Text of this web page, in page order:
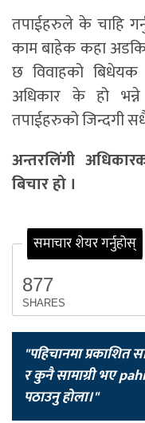
तपाईहरुले के चाहि
काम बाहेक कहा
छ विवाहको
अधिकार के हो
तपाईहरुको जिन्दगी
अन्तरलिंगी
बिचार हो ।
समाचार शेयर गर्नुहोस्
877
SHARES
"पहिचानमा प्रकाशित
र कुनै सामाग्री भए
पठाउनु होला।"